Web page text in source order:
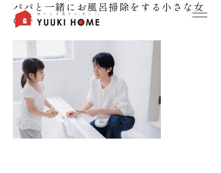
パパと一緒にお風呂掃除をする小さな女
の子